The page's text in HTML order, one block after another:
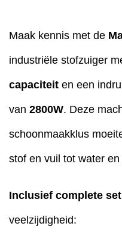
Maak kennis met de
industriële stofzuiger
capaciteit en een
van 2800W. Deze
schoonmaakklus
stof en vuil tot water
Inclusief complete
veelzijdigheid: